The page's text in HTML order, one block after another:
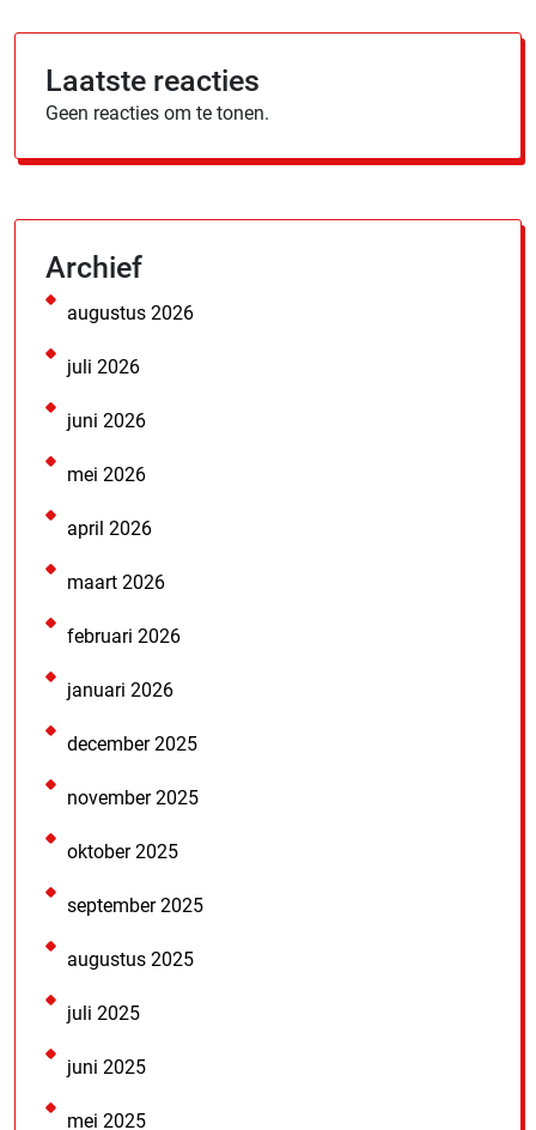
Laatste reacties
Geen reacties om te tonen.
Archief
augustus 2026
juli 2026
juni 2026
mei 2026
april 2026
maart 2026
februari 2026
januari 2026
december 2025
november 2025
oktober 2025
september 2025
augustus 2025
juli 2025
juni 2025
mei 2025